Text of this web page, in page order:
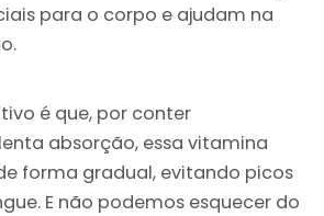
para o corpo e ajudam na
é que, por conter
absorção, essa vitamina
forma gradual, evitando picos
E não podemos esquecer do